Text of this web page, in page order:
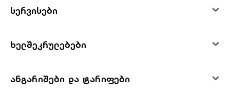
სერვისები
ხელშეკრულებები
ანგარიშები და ტარიფები